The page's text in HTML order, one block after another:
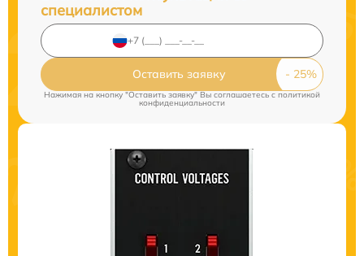
специалистом
Оставить заявку
Нажимая на кнопку "Оставить заявку" Вы соглашаетесь cполитикой
конфиденциальности